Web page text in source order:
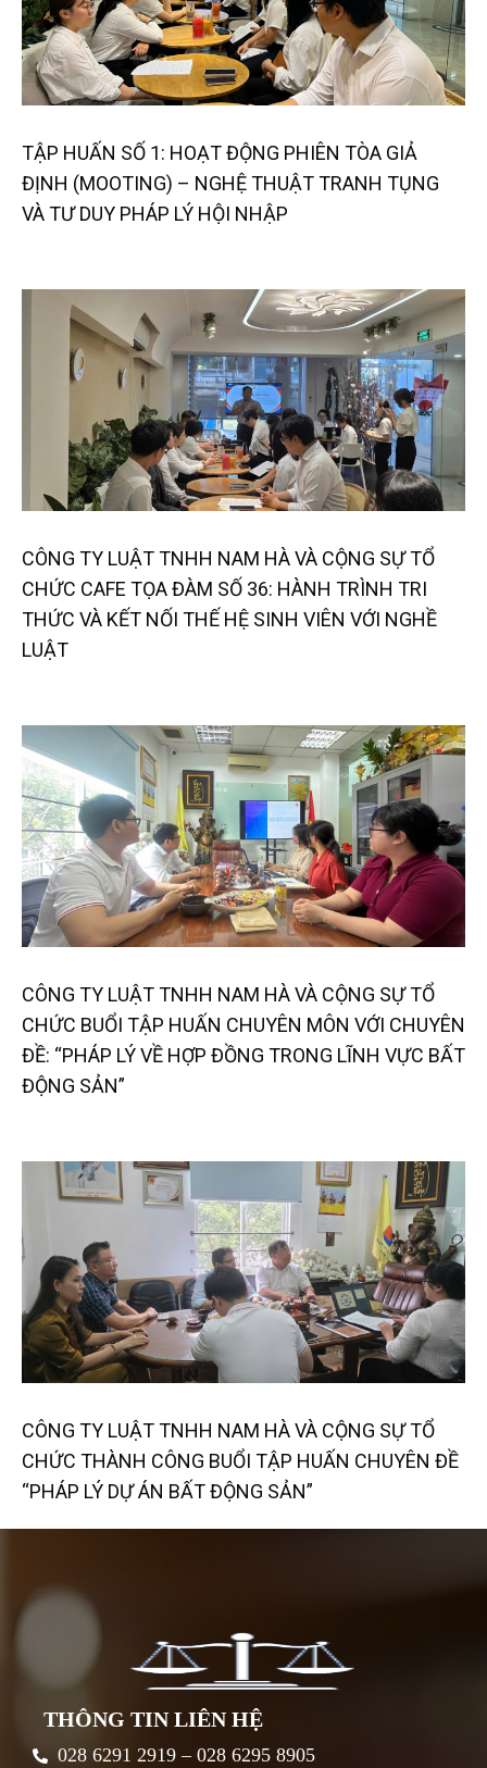
TẬP HUẤN SỐ 1: HOẠT ĐỘNG PHIÊN TÒA GIẢ
ĐỊNH (MOOTING) – NGHỆ THUẬT TRANH TỤNG
VÀ TƯ DUY PHÁP LÝ HỘI NHẬP
CÔNG TY LUẬT TNHH NAM HÀ VÀ CỘNG SỰ TỔ
CHỨC CAFE TỌA ĐÀM SỐ 36: HÀNH TRÌNH TRI
THỨC VÀ KẾT NỐI THẾ HỆ SINH VIÊN VỚI NGHỀ
LUẬT
CÔNG TY LUẬT TNHH NAM HÀ VÀ CỘNG SỰ TỔ
CHỨC BUỔI TẬP HUẤN CHUYÊN MÔN VỚI CHUYÊN
ĐỀ: “PHÁP LÝ VỀ HỢP ĐỒNG TRONG LĨNH VỰC BẤT
ĐỘNG SẢN”
CÔNG TY LUẬT TNHH NAM HÀ VÀ CỘNG SỰ TỔ
CHỨC THÀNH CÔNG BUỔI TẬP HUẤN CHUYÊN ĐỀ
“PHÁP LÝ DỰ ÁN BẤT ĐỘNG SẢN”
THÔNG TIN LIÊN HỆ
028 6291 2919 – 028 6295 8905